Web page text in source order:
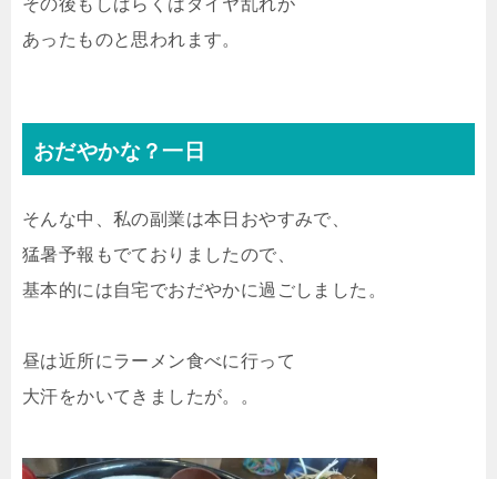
あったものと思われます。
おだやかな？一日
そんな中、私の副業は本日おやすみで、
猛暑予報もでておりましたので、
基本的には自宅でおだやかに過ごしました。
昼は近所にラーメン食べに行って
大汗をかいてきましたが。。